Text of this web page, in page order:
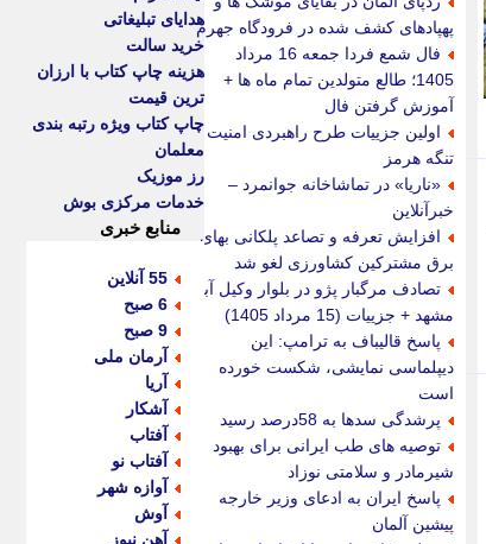
پهپادهای کشف شده در فرودگاه جهرم
فال شمع فردا جمعه 16 مرداد
1405؛ طالع متولدین تمام ماه ها +
آموزش گرفتن فال
اولین جزییات طرح راهبردی امنیت
تنگه هرمز
«ناریا» در تماشاخانه جوانمرد –
خبرآنلاین
افزایش تعرفه و تصاعد پلکانی بهای
برق مشترکین کشاورزی لغو شد
تصادف مرگبار پژو در بلوار وکیل آباد
مشهد + جزییات (15 مرداد 1405)
پاسخ قالیباف به ترامپ: این
دیپلماسی نمایشی، شکست خورده
است
پرشدگی سدها به 58درصد رسید
توصیه های طب ایرانی برای بهبود
شیرمادر و سلامتی نوزاد
پاسخ ایران به ادعای وزیر خارجه
پیشین آلمان
هدایای تبلیغاتی
خرید سالت
هزینه چاپ کتاب با ارزان
ترین قیمت
چاپ کتاب ویژه رتبه بندی
معلمان
رز موزیک
خدمات مرکزی بوش
منابع خبری
55 آنلاین
6 صبح
9 صبح
آرمان ملی
آریا
آشکار
آفتاب
آفتاب نو
آوازه شهر
آوش
آهن نیوز